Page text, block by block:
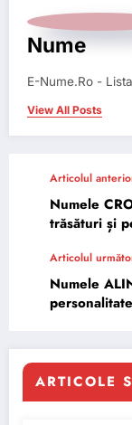
Nume
E-Nume.Ro -
View All Posts
Articolul
Numele
trăsături și
Articolul
Numele
personalitate
ARTICOLE